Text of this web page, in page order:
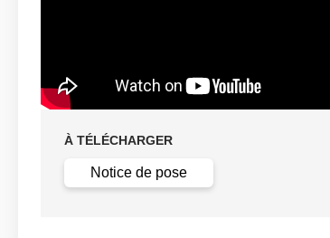
Type De Pose
Dépose
À TÉLÉCHARGER
Notice de pose